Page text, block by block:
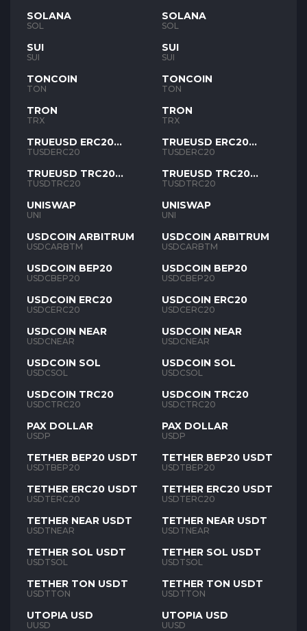
SOLANA
SOL
SUI
SUI
TONCOIN
TON
TRON
TRX
TRUEUSD ERC20
TUSD
TUSDERC20
TRUEUSD TRC20
TUSD
TUSDTRC20
UNISWAP
UNI
USDCOIN ARBITRUM
USDCARBTM
USDCOIN BEP20
USDCBEP20
USDCOIN ERC20
USDCERC20
USDCOIN NEAR
USDCNEAR
USDCOIN SOL
USDCSOL
USDCOIN TRC20
USDCTRC20
PAX DOLLAR
USDP
TETHER BEP20 USDT
USDTBEP20
TETHER ERC20 USDT
USDTERC20
TETHER NEAR USDT
USDTNEAR
TETHER SOL USDT
USDTSOL
TETHER TON USDT
USDTTON
UTOPIA USD
UUSD
SOLANA
SOL
SUI
SUI
TONCOIN
TON
TRON
TRX
TRUEUSD ERC20
TUSD
TUSDERC20
TRUEUSD TRC20
TUSD
TUSDTRC20
UNISWAP
UNI
USDCOIN ARBITRUM
USDCARBTM
USDCOIN BEP20
USDCBEP20
USDCOIN ERC20
USDCERC20
USDCOIN NEAR
USDCNEAR
USDCOIN SOL
USDCSOL
USDCOIN TRC20
USDCTRC20
PAX DOLLAR
USDP
TETHER BEP20 USDT
USDTBEP20
TETHER ERC20 USDT
USDTERC20
TETHER NEAR USDT
USDTNEAR
TETHER SOL USDT
USDTSOL
TETHER TON USDT
USDTTON
UTOPIA USD
UUSD